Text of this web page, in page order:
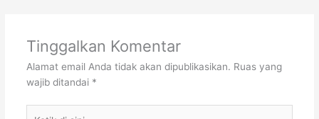
Tinggalkan Komentar
Alamat email Anda tidak akan dipublikasikan. Ruas yang
wajib ditandai *